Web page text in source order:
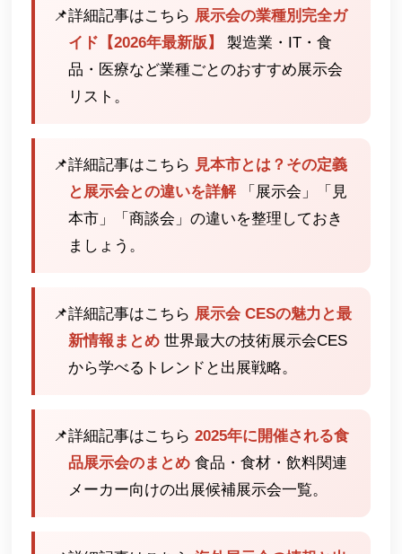
📌詳細記事はこちら 展示会の業種別完全ガ
イド【2026年最新版】
製造業・IT・食
品・医療など業種ごとのおすすめ展示会
リスト。
📌詳細記事はこちら 見本市とは？その定義
と展示会との違いを詳解
「展示会」「見
本市」「商談会」の違いを整理しておき
ましょう。
📌詳細記事はこちら 展示会 CESの魅力と最
新情報まとめ 世界最大の技術展示会CES
から学べるトレンドと出展戦略。
📌詳細記事はこちら 2025年に開催される食
品展示会のまとめ 食品・食材・飲料関連
メーカー向けの出展候補展示会一覧。